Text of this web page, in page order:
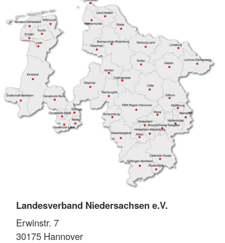
Landesverband Niedersachsen e.V.
Erwinstr. 7
30175 Hannover